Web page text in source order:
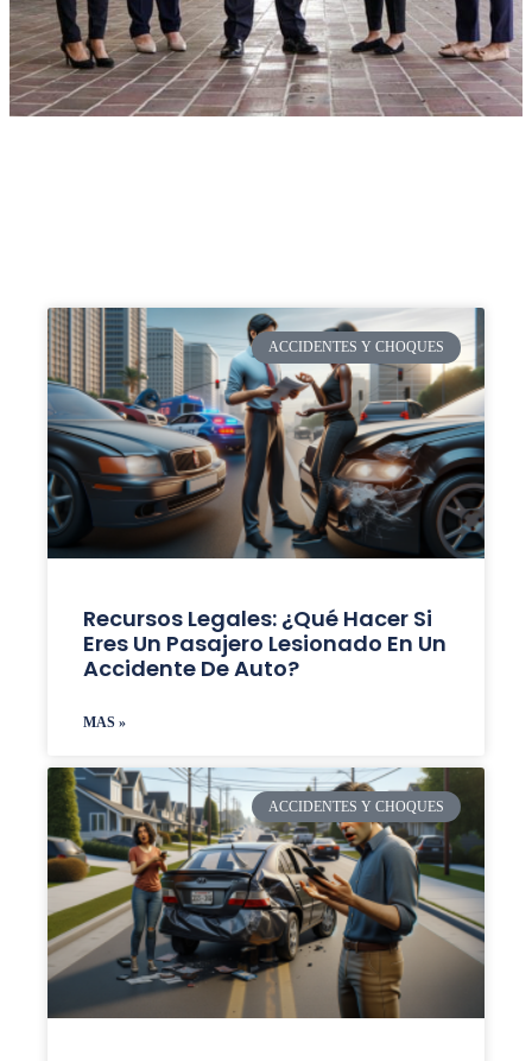
ACCIDENTES Y CHOQUES
Recursos Legales: ¿Qué Hacer Si
Eres Un Pasajero Lesionado En Un
Accidente De Auto?
MAS »
ACCIDENTES Y CHOQUES